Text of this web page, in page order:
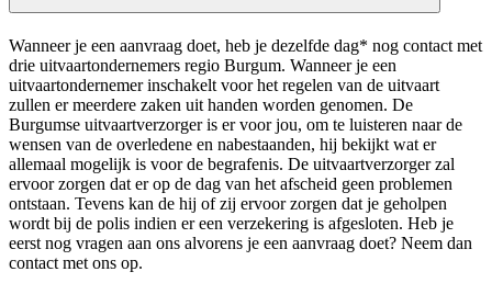
Wanneer je een aanvraag doet, heb je dezelfde dag* nog contact met
drie uitvaartondernemers regio Burgum. Wanneer je een
uitvaartondernemer inschakelt voor het regelen van de uitvaart
zullen er meerdere zaken uit handen worden genomen. De
Burgumse uitvaartverzorger is er voor jou, om te luisteren naar de
wensen van de overledene en nabestaanden, hij bekijkt wat er
allemaal mogelijk is voor de begrafenis. De uitvaartverzorger zal
ervoor zorgen dat er op de dag van het afscheid geen problemen
ontstaan. Tevens kan de hij of zij ervoor zorgen dat je geholpen
wordt bij de polis indien er een verzekering is afgesloten. Heb je
eerst nog vragen aan ons alvorens je een aanvraag doet? Neem dan
contact met ons op.